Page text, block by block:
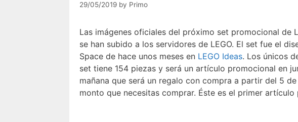
29/05/2019 by Primo
Las imágenes oficiales del próximo set promocional de
se han subido a los servidores de LEGO. El set fue el
Space de hace unos meses en LEGO Ideas. Los únicos
set tiene 154 piezas y será un artículo promocional en
mañana que será un regalo con compra a partir del 5
monto que necesitas comprar. Éste es el primer